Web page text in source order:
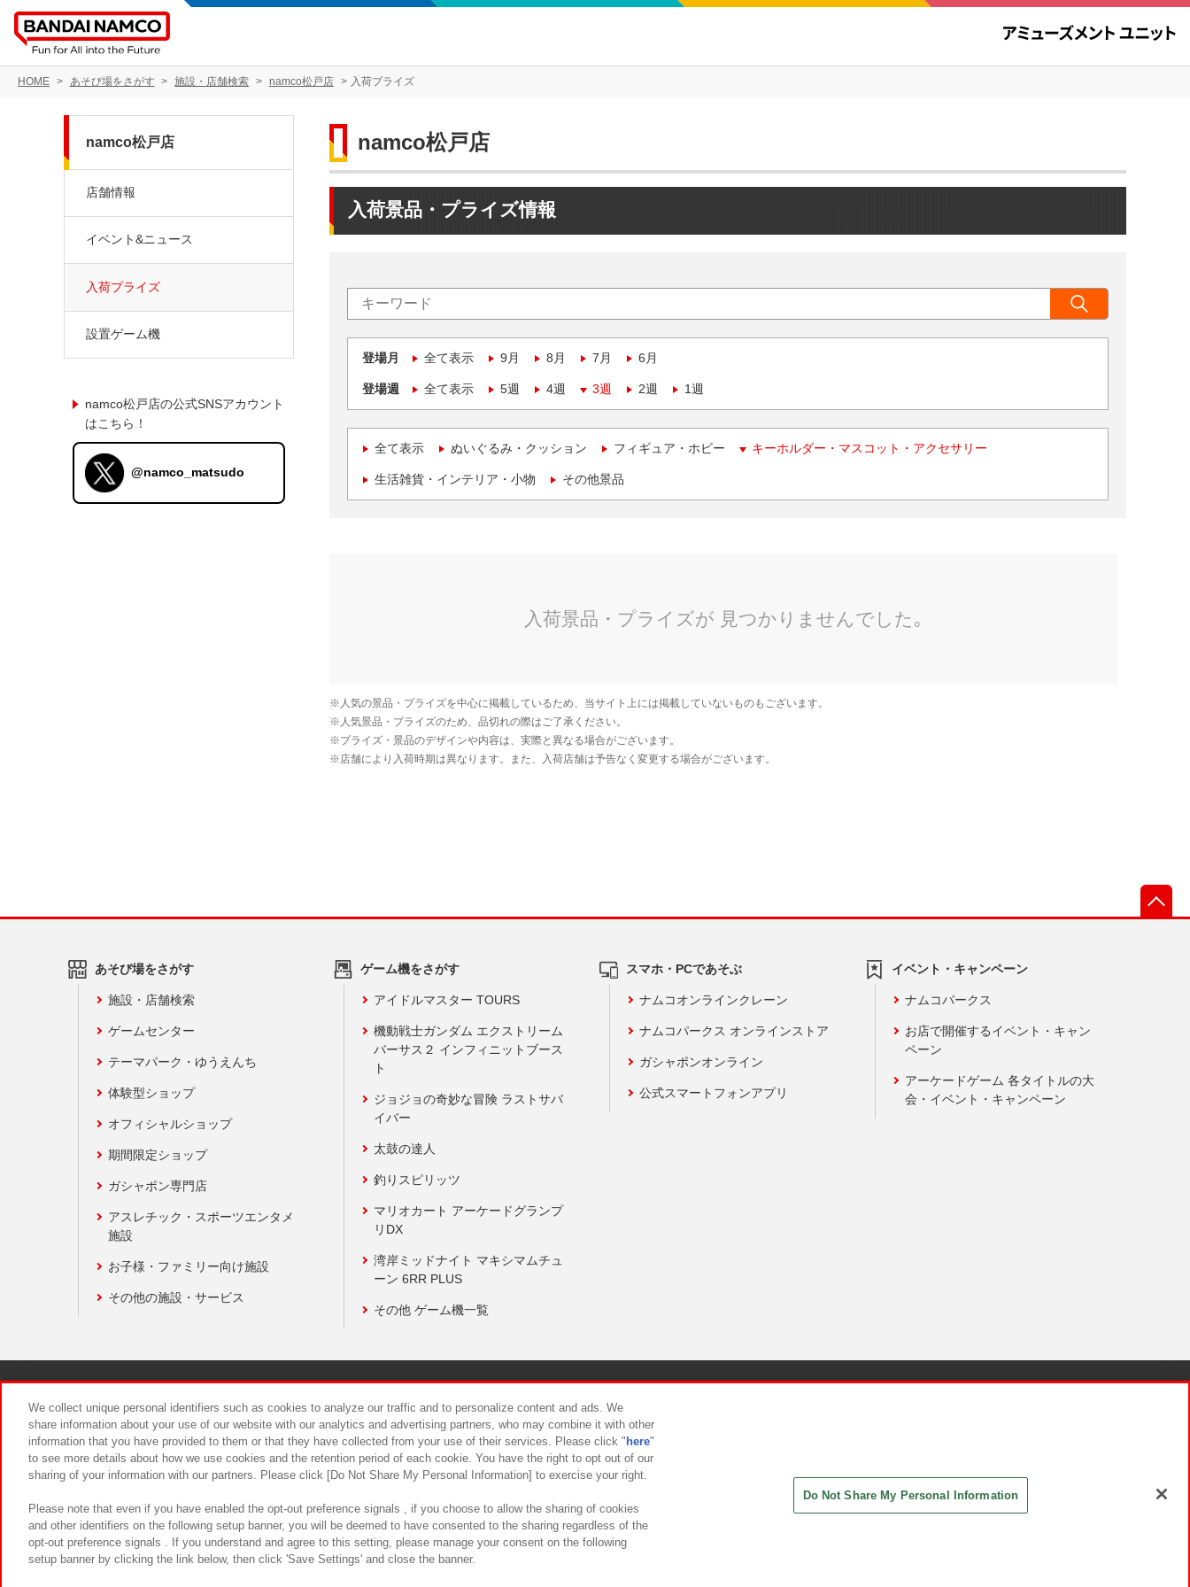
HOME あそび場をさがす 施設・店舗検索 namco松戸店 入荷プライズ
namco松戸店
入荷景品・プライズ情報
登場月 全て表示 9月 8月 7月 6月
登場週 全て表示 5週 4週 3週 2週 1週
全て表示 ぬいぐるみ・クッション フィギュア・ホビー キーホルダー・マスコット・アクセサリー
生活雑貨・インテリア・小物 その他景品
namco松戸店
店舗情報
イベント&ニュース
入荷プライズ
設置ゲーム機
namco松戸店の公式SNSアカウント
はこちら！
@namco_matsudo
あそび場をさがす
施設・店舗検索
ゲームセンター
テーマパーク・ゆうえんち
体験型ショップ
オフィシャルショップ
期間限定ショップ
ガシャポン専門店
アスレチック・スポーツエンタメ
施設
お子様・ファミリー向け施設
その他の施設・サービス
ゲーム機をさがす
アイドルマスター TOURS
機動戦士ガンダム エクストリーム
バーサス２ インフィニットブース
ト
ジョジョの奇妙な冒険 ラストサバ
イバー
太鼓の達人
釣りスピリッツ
マリオカート アーケードグランプ
リDX
湾岸ミッドナイト マキシマムチュ
ーン 6RR PLUS
その他 ゲーム機一覧
スマホ・PCであそぶ
ナムコオンラインクレーン
ナムコパークス オンラインストア
ガシャポンオンライン
公式スマートフォンアプリ
イベント・キャンペーン
ナムコパークス
お店で開催するイベント・キャン
ペーン
アーケードゲーム 各タイトルの大
会・イベント・キャンペーン
食品のご提供について カスタマーハラスメント対応方針
We collect unique personal identifiers such as cookies to analyze our traffic and to personalize content and ads. We
share information about your use of our website with our analytics and advertising partners, who may combine it with other
information that you have provided to them or that they have collected from your use of their services. Please click " here"
to see more details about how we use cookies and the retention period of each cookie. You have the right to opt out of our
sharing of your information with our partners. Please click [Do Not Share My Personal Information] to exercise your right.
Please note that even if you have enabled the opt-out preference signals , if you choose to allow the sharing of cookies
and other identifiers on the following setup banner, you will be deemed to have consented to the sharing regardless of the
opt-out preference signals . If you understand and agree to this setting, please manage your consent on the following
setup banner by clicking the link below, then click 'Save Settings' and close the banner.
Do Not Share My Personal Information